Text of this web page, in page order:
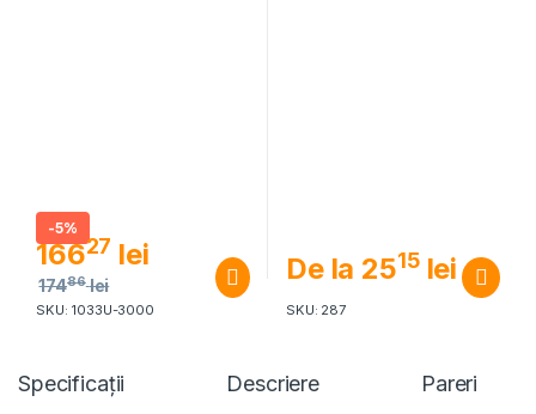
-5%
16627 lei
17486 lei
SKU: 1033U-3000
De la 2515 lei
SKU: 287
Specificaţii Descriere Pareri